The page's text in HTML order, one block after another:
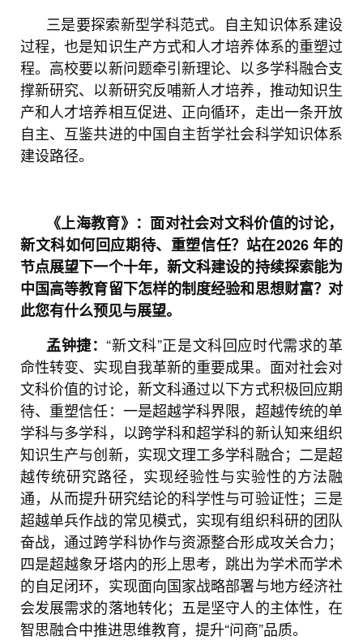
三是要探索新型学科范式。自主知识体系建设
过程，也是知识生产方式和人才培养体系的重塑过
程。高校要以新问题牵引新理论、以多学科融合支
撑新研究、以新研究反哺新人才培养，推动知识生
产和人才培养相互促进、正向循环，走出一条开放
自主、互鉴共进的中国自主哲学社会科学知识体系
建设路径。
《上海教育》：面对社会对文科价值的讨论，
新文科如何回应期待、重塑信任？站在2026 年的
节点展望下一个十年，新文科建设的持续探索能为
中国高等教育留下怎样的制度经验和思想财富？对
此您有什么预见与展望。
孟钟捷：“新文科”正是文科回应时代需求的革
命性转变、实现自我革新的重要成果。面对社会对
文科价值的讨论，新文科通过以下方式积极回应期
待、重塑信任：一是超越学科界限，超越传统的单
学科与多学科，以跨学科和超学科的新认知来组织
知识生产与创新，实现文理工多学科融合；二是超
越传统研究路径，实现经验性与实验性的方法融
通，从而提升研究结论的科学性与可验证性；三是
超越单兵作战的常见模式，实现有组织科研的团队
奋战，通过跨学科协作与资源整合形成攻关合力；
四是超越象牙塔内的形上思考，跳出为学术而学术
的自足闭环，实现面向国家战略部署与地方经济社
会发展需求的落地转化；五是坚守人的主体性，在
智思融合中推进思维教育，提升“问商”品质。